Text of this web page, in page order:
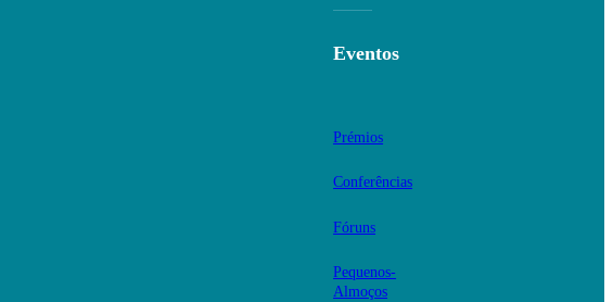
Eventos
Prémios
Conferências
Fóruns
Pequenos-
Almoços